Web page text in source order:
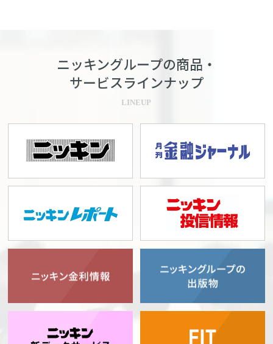
ニッキングループの商品・
サービスラインナップ
LINEUP